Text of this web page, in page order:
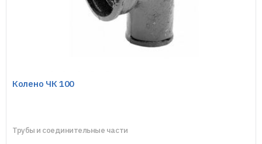
Колено ЧК 100
Трубы и соединительные части